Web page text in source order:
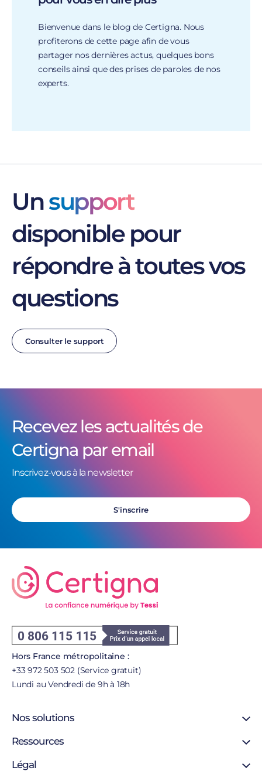
Bienvenue dans le blog de Certigna. Nous
profiterons de cette page afin de vous
partager nos dernières actus, quelques bons
conseils ainsi que des prises de paroles de nos
experts.
Unsupport
disponible pour
répondre à toutes vos
questions
Consulter le support
Recevez les actualités de
Certigna par email
Inscrivez-vous à la newsletter
S'inscrire
Hors France métropolitaine :
+33 972 503 502 (Service gratuit)
Lundi au Vendredi de 9h à 18h
Nos solutions
Certificat SSL
Certificat personne physique
Ressources
Support
Légal